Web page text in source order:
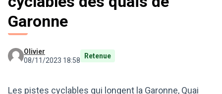
Garonne
Olivier
08/11/2023 18:58
Retenue
Les pistes cyclables qui longent la Garonne, Quai